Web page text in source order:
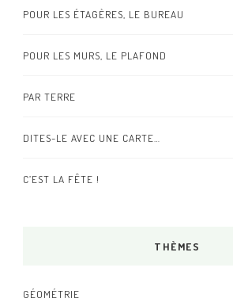
POUR LES ÉTAGÈRES, LE BUREAU
POUR LES MURS, LE PLAFOND
PAR TERRE
DITES-LE AVEC UNE CARTE…
C’EST LA FÊTE !
THÈMES
GÉOMÉTRIE